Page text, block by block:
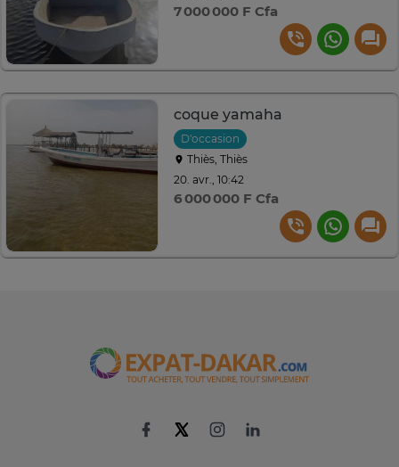
7 000 000 F Cfa
coque yamaha
D'occasion
Thiès, Thiès
20. avr., 10:42
6 000 000 F Cfa